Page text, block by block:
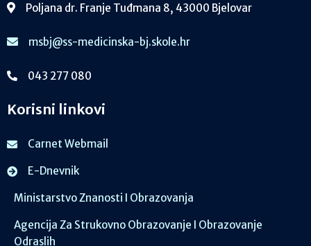
Poljana dr. Franje Tuđmana 8, 43000 Bjelovar
msbj@ss-medicinska-bj.skole.hr
043 277 080
Korisni linkovi
Carnet Webmail
E-Dnevnik
Ministarstvo Znanosti I Obrazovanja
Agencija Za Strukovno Obrazovanje I Obrazovanje
Odraslih